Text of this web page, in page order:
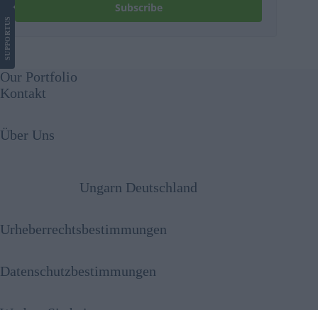
Subscribe
SUPPORT
US
Our Portfolio
Kontakt
Über Uns
Ungarn Deutschland
Urheberrechtsbestimmungen
Datenschutzbestimmungen